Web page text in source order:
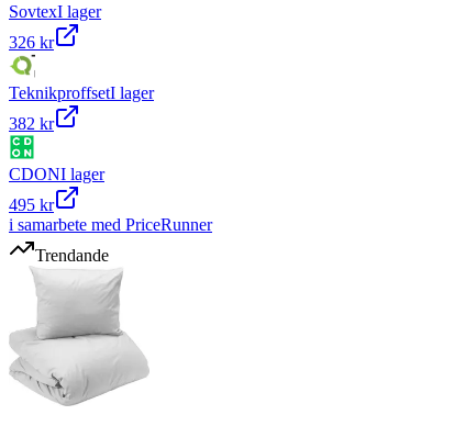
SovtexI lager
326 kr
TeknikproffsetI lager
382 kr
CDONI lager
495 kr
i samarbete med PriceRunner
Trendande